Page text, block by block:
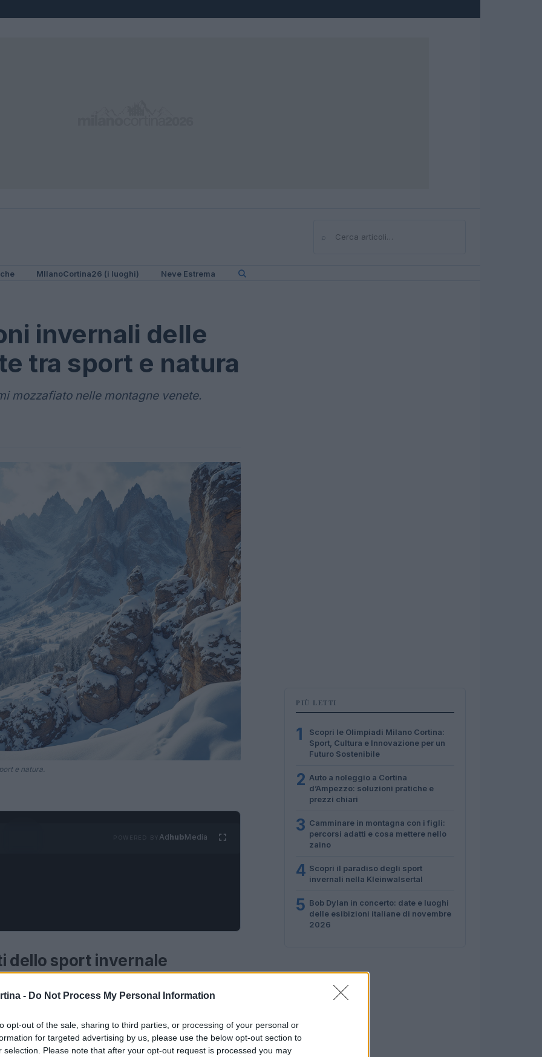
- Do Not Process My Personal Information
opt-out of the sale, sharing to third parties, or processing of your personal or
for targeted advertising by us, please use the below opt-out section to
selection. Please note that after your opt-out request is processed you may
⌕Cerca
MIlanoCortina26 (i luoghi) Neve Estrema
invernali delle
tra sport e natura
mozzafiato nelle montagne venete.
e natura.
AdhubMedia
dello sport invernale
e paesaggi mozzafiato, rappresentano
di sport invernali. Le Dolomiti,
offrono un’ampia gamma di attività
snowboard o semplicemente godere della
PIÙ LETTI
1
Scopri le Olimpiadi Milano Cortina:
Sport, Cultura e Innovazione per un
Futuro Sostenibile
2 Auto a noleggio a Cortina
d’Ampezzo: soluzioni pratiche e
prezzi chiari
3 Camminare in montagna con i figli:
percorsi adatti e cosa mettere nello
zaino
4 Scopri il paradiso degli sport
invernali nella Kleinwalsertal
5 Bob Dylan in concerto: date e luoghi
delle esibizioni italiane di novembre
2026